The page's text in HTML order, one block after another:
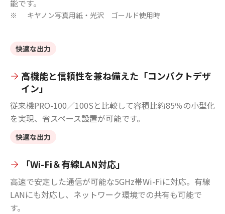
能です。
※ キヤノン写真用紙・光沢 ゴールド使用時
快適な出力
高機能と信頼性を兼ね備えた「コンパクトデザ
イン」
従来機PRO-100／100Sと比較して容積比約85％の小型化
を実現、省スペース設置が可能です。
快適な出力
「Wi-Fi＆有線LAN対応」
高速で安定した通信が可能な5GHz帯Wi-Fiに対応。有線
LANにも対応し、ネットワーク環境での共有も可能で
す。